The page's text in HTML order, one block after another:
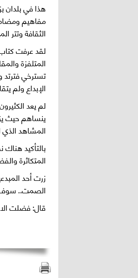
هذا في بلدان
مفاهيم
الثقافة وتتر
لقد عرفت
المتلفزة
تسترخي فترتد
الإبداع ولم
لم يعد
ينساهم حيث
المشاهد
بالتأكيد
المتكاثرة
زرت أحد
الصمت.. سوف
قال: فضلت
Tweet